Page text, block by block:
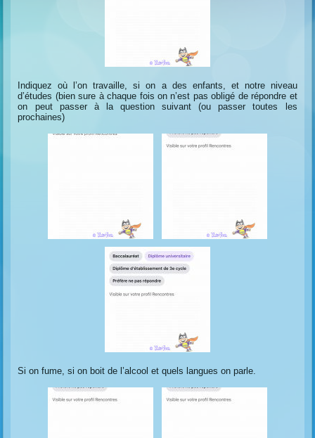
Indiquez où l’on travaille, si on a des enfants, et notre niveau
d’études (bien sure à chaque fois on n’est pas obligé de répondre et
on peut passer à la question suivant (ou passer toutes les
prochaines)
Si on fume, si on boit de l’alcool et quels langues on parle.